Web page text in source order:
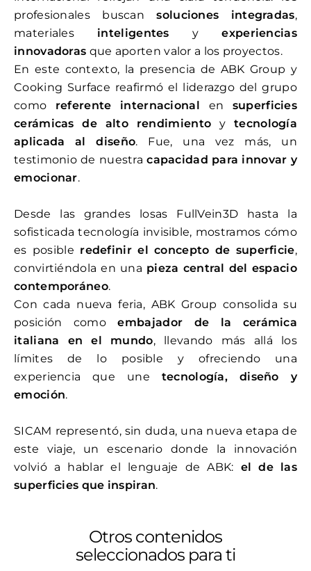
profesionales buscansoluciones integradas,
materiales inteligentes yexperiencias
innovadoras que aporten valor a los proyectos.
En este contexto, la presencia de ABK Group y
Cooking Surface reafirmó el liderazgo del grupo
como referente internacional en superficies
cerámicas de alto rendimiento y tecnología
aplicada al diseño. Fue, una vez más, un
testimonio de nuestracapacidad para innovar y
emocionar.
Desde las grandes losas FullVein3D hasta la
sofisticada tecnología invisible, mostramos cómo
es posible redefinir el concepto de superficie,
convirtiéndola en una pieza central del espacio
contemporáneo.
Con cada nueva feria, ABK Group consolida su
posición comoembajador de la cerámica
italiana en el mundo, llevando más allá los
límites de lo posible y ofreciendo una
experiencia que une tecnología, diseño y
emoción.
SICAM representó, sin duda, una nueva etapa de
este viaje, un escenario donde la innovación
volvió a hablar el lenguaje de ABK: el de las
superficies que inspiran.
Otros contenidos
seleccionados para ti